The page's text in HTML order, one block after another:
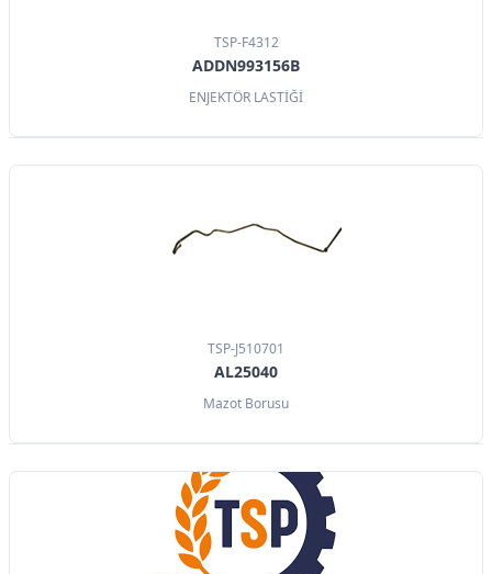
TSP-F4312
ADDN993156B
ENJEKTÖR LASTİĞİ
TSP-J510701
AL25040
Mazot Borusu